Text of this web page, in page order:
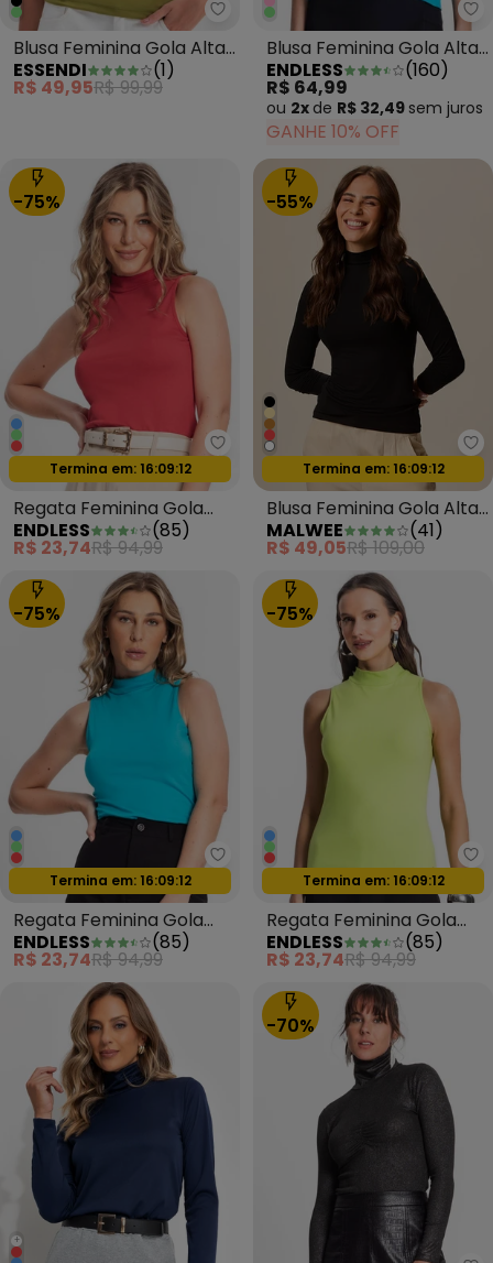
Essendi - Blusa Feminina Gola
Blusa Feminina Gola Alta
Verde
ESSENDI (1)
R$ 49,95R$ 99,99
Blusa Feminina Gola Alta
Azul
ENDLESS (160)
R$ 64,99
ou 2x de R$ 32,49 sem juros
GANHE 10% OFF
-75%
Endless - Regata Feminina
Oferta relâmpago
Termina em: 16:09:09
Regata Feminina Gola
Alta Vermelho
ENDLESS (85)
R$ 23,74R$ 94,99
-55%
Oferta relâmpago
Termina em: 16:09:09
Blusa Feminina Gola Alta
Preto
MALWEE (41)
R$ 49,05R$ 109,00
-75%
Endless - Regata Feminina
Oferta relâmpago
Termina em: 16:09:09
Regata Feminina Gola
Alta Azul
ENDLESS (85)
R$ 23,74R$ 94,99
-75%
Oferta relâmpago
Termina em: 16:09:09
Regata Feminina Gola
Alta Verde
ENDLESS (85)
R$ 23,74R$ 94,99
+
-70%